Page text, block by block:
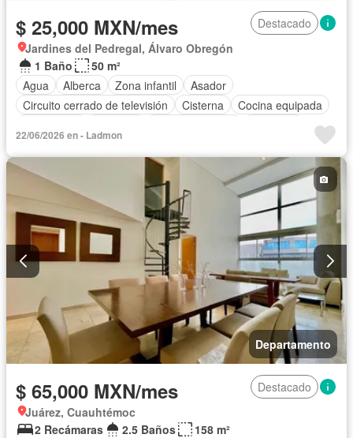
$ 25,000 MXN/mes
Destacado
Jardines del Pedregal, Álvaro Obregón
1 Baño
50 m²
Agua
Alberca Zona infantil
Asador
Circuito cerrado de televisión
Cisterna
Cocina equipada
Sin amueblar
22/06/2026 en - Ladmon
Departamento
$ 65,000 MXN/mes
Destacado
Juárez, Cuauhtémoc
2 Recámaras
2.5 Baños
158 m²